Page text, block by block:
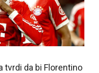
tvrdi da bi Florentino